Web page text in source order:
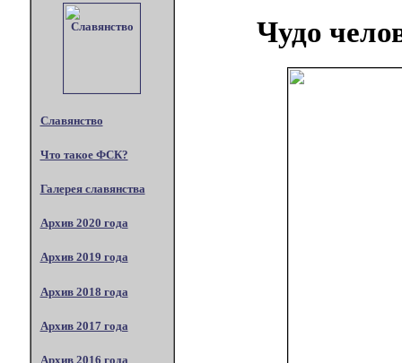
Славянство
Что такое ФСК?
Галерея славянства
Архив 2020 года
Архив 2019 года
Архив 2018 года
Архив 2017 года
Архив 2016 года
Чудо